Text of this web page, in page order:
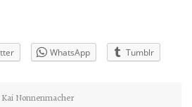
WhatsApp Tumblr
Kai Nonnenmacher